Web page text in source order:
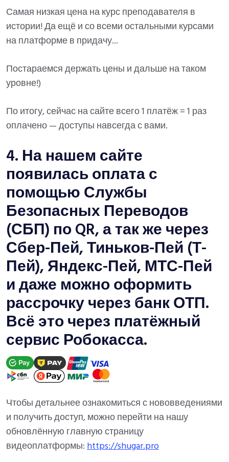
Самая низкая цена на курс преподавателя в
истории! Да ещё и со всеми остальными курсами
на платформе в придачу...
Постараемся держать цены и дальше на таком
уровне!)
По итогу, сейчас на сайте всего 1 платёж = 1 раз
оплачено — доступы навсегда с вами.
4. На нашем сайте
появилась оплата с
помощью Службы
Безопасных Переводов
(СБП) по QR, а так же через
Сбер-Пей, Тиньков-Пей (Т-
Пей), Яндекс-Пей, МТС-Пей
и даже можно оформить
рассрочку через банк ОТП.
Всё это через платёжный
сервис Робокасса.
Чтобы детальнее ознакомиться с нововведениями
и получить доступ, можно перейти на нашу
обновлённую главную страницу
видеоплатформы:https://shugar.pro